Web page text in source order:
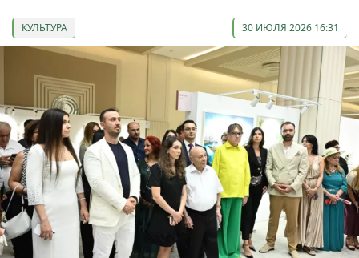
КУЛЬТУРА 30 ИЮЛЯ 2026 16:31